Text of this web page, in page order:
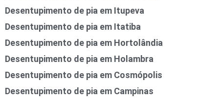
Desentupimento de pia em Itupeva
Desentupimento de pia em Itatiba
Desentupimento de pia em Hortolândia
Desentupimento de pia em Holambra
Desentupimento de pia em Cosmópolis
Desentupimento de pia em Campinas